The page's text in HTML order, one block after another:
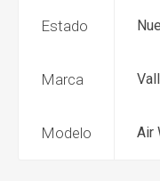
Estado
Marca
Modelo Air